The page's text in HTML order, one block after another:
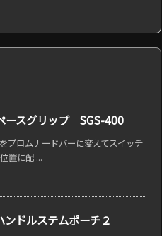
ースグリップ SGS-400
プロムナードバーに変えてスイッチ
置に配 ...
ンドルステムポーチ２